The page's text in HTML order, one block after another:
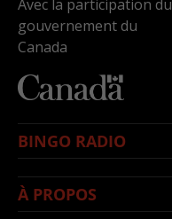
Avec la participation du
gouvernement du
Canada
BINGO RADIO
À PROPOS